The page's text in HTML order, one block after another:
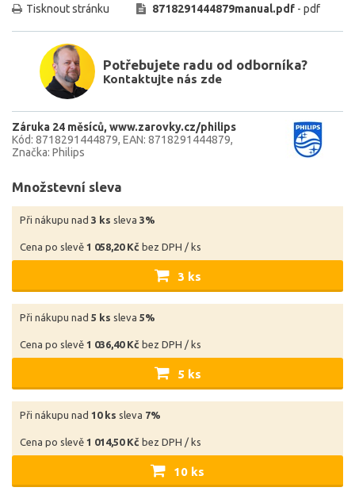
Tisknout stránku 8718291444879manual.pdf - pdf
Potřebujete radu od odborníka?
Kontaktujte nás zde
Záruka 24 měsíců www.zarovky.cz/philips
Kód: 8718291444879 EAN: 8718291444879
Značka: Philips
Množstevní sleva
Při nákupu nad 3 ks sleva 3%
Cena po slevě 1 058,20 Kč bez DPH / ks
3 ks
Při nákupu nad 5 ks sleva 5%
Cena po slevě 1 036,40 Kč bez DPH / ks
5 ks
Při nákupu nad 10 ks sleva 7%
Cena po slevě 1 014,50 Kč bez DPH / ks
10 ks